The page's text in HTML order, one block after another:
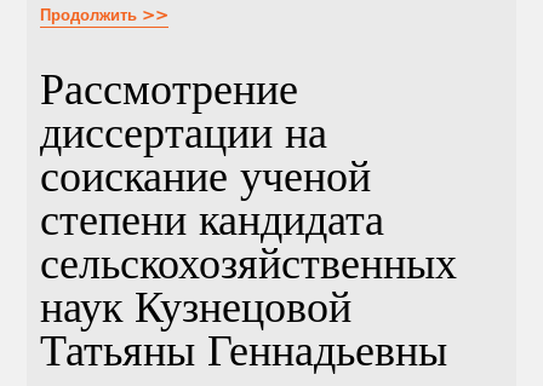
Продолжить >>
Рассмотрение
диссертации на
соискание ученой
степени кандидата
сельскохозяйственных
наук Кузнецовой
Татьяны Геннадьевны